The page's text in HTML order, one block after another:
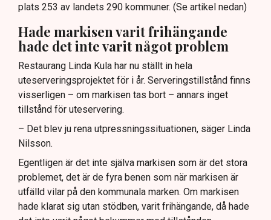
plats 253 av landets 290 kommuner. (Se artikel nedan)
Hade markisen varit frihängande
hade det inte varit något problem
Restaurang Linda Kula har nu ställt in hela
uteserveringsprojektet för i år. Serveringstillstånd finns
visserligen – om markisen tas bort – annars inget
tillstånd för uteservering.
– Det blev ju rena utpressningssituationen, säger Linda
Nilsson.
Egentligen är det inte själva markisen som är det stora
problemet, det är de fyra benen som när markisen är
utfälld vilar på den kommunala marken. Om markisen
hade klarat sig utan stödben, varit frihängande, då hade